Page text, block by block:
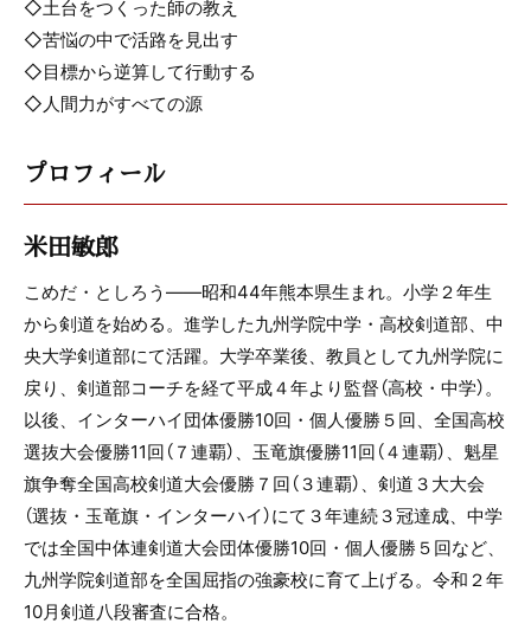
◇土台をつくった師の教え
◇苦悩の中で活路を見出す
◇目標から逆算して行動する
◇人間力がすべての源
プロフィール
米田敏郎
こめだ・としろう――昭和44年熊本県生まれ。小学２年生
から剣道を始める。進学した九州学院中学・高校剣道部、中
央大学剣道部にて活躍。大学卒業後、教員として九州学院に
戻り、剣道部コーチを経て平成４年より監督（高校・中学）。
以後、インターハイ団体優勝10回・個人優勝５回、全国高校
選抜大会優勝11回（７連覇）、玉竜旗優勝11回（４連覇）、魁星
旗争奪全国高校剣道大会優勝７回（３連覇）、剣道３大大会
（選抜・玉竜旗・インターハイ）にて３年連続３冠達成、中学
では全国中体連剣道大会団体優勝10回・個人優勝５回など、
九州学院剣道部を全国屈指の強豪校に育て上げる。令和２年
10月剣道八段審査に合格。